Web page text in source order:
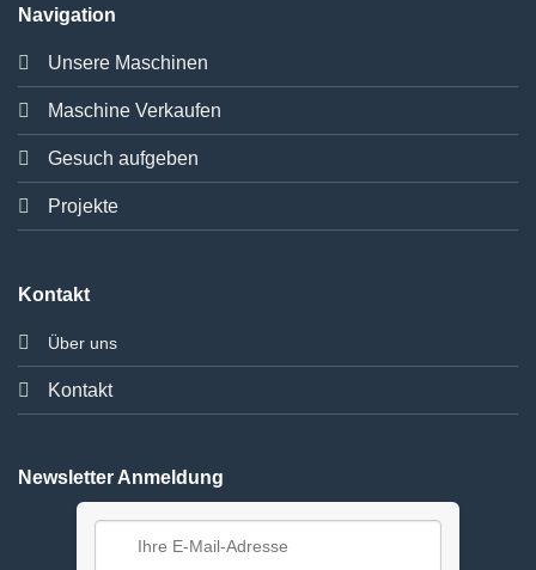
Navigation
Unsere Maschinen
Maschine Verkaufen
Gesuch aufgeben
Projekte
Kontakt
Über uns
Kontakt
Newsletter Anmeldung